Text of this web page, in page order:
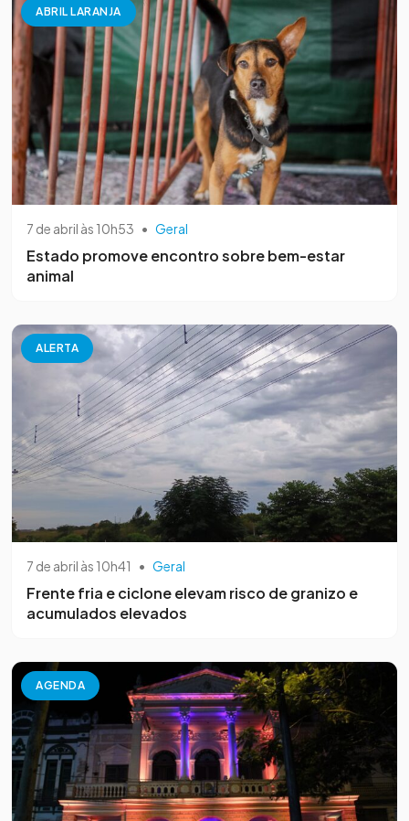
ABRIL LARANJA
7 de abril às 10h53 • Geral
Estado promove encontro sobre bem-estar
animal
ALERTA
7 de abril às 10h41 • Geral
Frente fria e ciclone elevam risco de granizo e
acumulados elevados
AGENDA